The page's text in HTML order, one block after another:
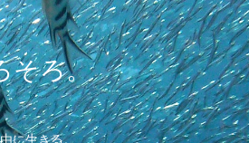
そろ。
に生きる。